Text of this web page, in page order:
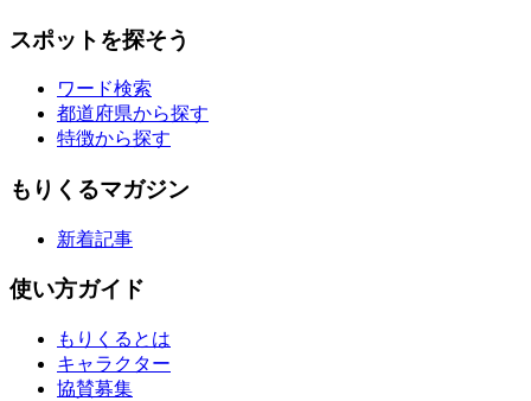
スポットを探そう
ワード検索
都道府県から探す
特徴から探す
もりくるマガジン
新着記事
使い方ガイド
もりくるとは
キャラクター
協賛募集